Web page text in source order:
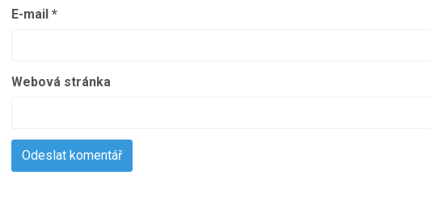
E-mail *
Webová stránka